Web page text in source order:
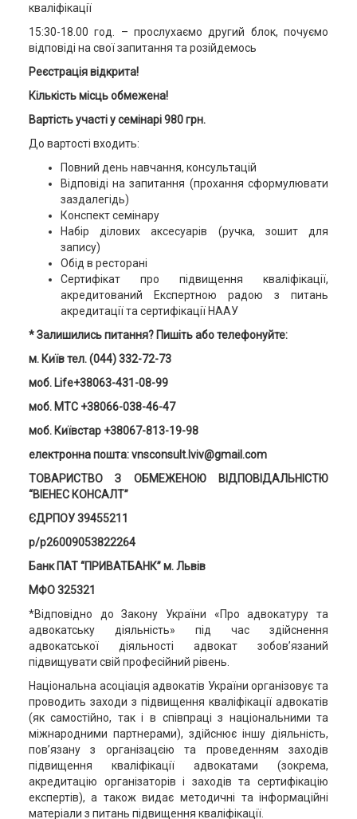
кваліфікації
15:30-18.00 год. – прослухаємо другий блок, почуємо
відповіді на свої запитання та розійдемось
Реєстрація відкрита!
Кількість місць обмежена!
Вартість участі у семінарі 980 грн.
До вартості входить:
Повний день навчання, консультацій
Відповіді на запитання (прохання сформулювати
заздалегідь)
Конспект семінару
Набір ділових аксесуарів (ручка, зошит для
запису)
Обід в ресторані
Сертифікат про підвищення кваліфікації,
акредитований Експертною радою з питань
акредитації та сертифікації НААУ
* Залишились питання? Пишіть або телефонуйте:
м. Київ тел. (044) 332-72-73
моб. Life+38063-431-08-99
моб. MTC +38066-038-46-47
моб. Київстар +38067-813-19-98
електронна пошта: vnsconsult.lviv@gmail.com
ТОВАРИСТВО З ОБМЕЖЕНОЮ ВІДПОВІДАЛЬНІСТЮ
“ВІЕНЕС КОНСАЛТ”
ЄДРПОУ 39455211
р/р26009053822264
Банк ПАТ “ПРИВАТБАНК” м. Львів
МФО 325321
*Відповідно до Закону України «Про адвокатуру та
адвокатську діяльність» під час здійснення
адвокатської діяльності адвокат зобов’язаний
підвищувати свій професійний рівень.
Національна асоціація адвокатів України організовує та
проводить заходи з підвищення кваліфікації адвокатів
(як самостійно, так і в співпраці з національними та
міжнародними партнерами), здійснює іншу діяльність,
пов’язану з організацєію та проведенням заходів
підвищення кваліфікації адвокатами (зокрема,
акредитацію організаторів і заходів та сертифікацію
експертів), а також видає методичні та інформаційні
матеріали з питань підвищення кваліфікації.